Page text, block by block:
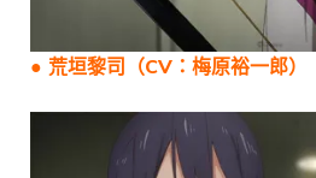
● 荒垣黎司（CV：梅原裕一郎）